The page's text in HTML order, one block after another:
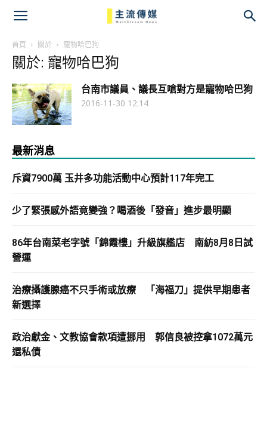
首頁 關於 寵物哈巴狗
關於: 寵物哈巴狗
台南市議員、議長互嗆對方是寵物哈巴狗
2016-11-30 12:14
最新消息
斥資7900萬 玉井多功能活動中心預計117年完工
少了緊張感外語竟變強？喝酒後「發音」進步最明顯
86年台南菜老字號「錦霞樓」升級旗艦店 南紡8月8日試
營運
治療攝護腺癌不只手術或放療 「海福刀」提供早期患者
新選擇
政治獻金、文教協會款項遭挪用 郭信良被控拿1072萬元
還私債